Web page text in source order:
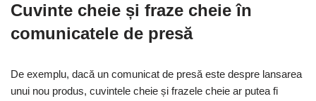
Cuvinte cheie și fraze cheie în
comunicatele de presă
De exemplu, dacă un comunicat de presă este despre lansarea
unui nou produs, cuvintele cheie și frazele cheie ar putea fi